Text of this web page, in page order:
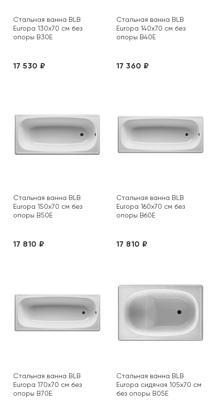
Стальная ванна BLB
Europa 130х70 см без
опоры B30E
17 530 ₽
Стальная ванна BLB
Europa 140х70 см без
опоры B40E
17 360 ₽
Стальная ванна BLB
Europa 150х70 см без
опоры B50E
17 810 ₽
Стальная ванна BLB
Europa 160х70 см без
опоры B60E
17 810 ₽
Стальная ванна BLB
Europa 170х70 см без
опоры B70E
Стальная ванна BLB
Europa сидячая 105х70 см
без опоры B05E